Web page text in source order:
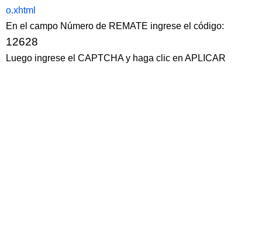
o.xhtml
En el campo Número de REMATE ingrese el código:
12628
Luego ingrese el CAPTCHA y haga clic en APLICAR